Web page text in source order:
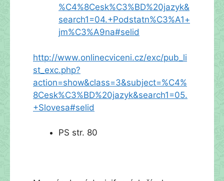
%C4%8Cesk%C3%BD%20jazyk&
search1=04.+Podstatn%C3%A1+
jm%C3%A9na#selid
http://www.onlinecviceni.cz/exc/pub_li
st_exc.php?
action=show&class=3&subject=%C4%
8Cesk%C3%BD%20jazyk&search1=05.
+Slovesa#selid
PS str. 80